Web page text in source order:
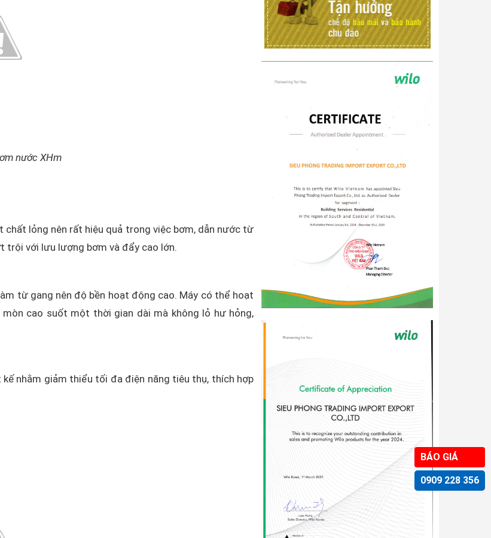
BÁO GIÁ
0909 228 356
nước XHm
lỏng nên rất hiệu quả trong việc bơm, dẫn nước từ
trội với lưu lượng bơm và đẩy cao lớn.
từ gang nên độ bền hoạt động cao. Máy có thể hoạt
cao suốt một thời gian dài mà không lỏ hư hỏng,
nhằm giảm thiểu tối đa điện năng tiêu thụ, thích hợp